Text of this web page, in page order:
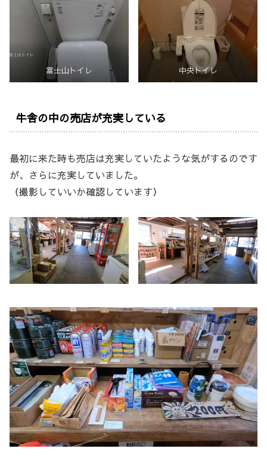
富士山トイレ 中央トイレ
牛舎の中の売店が充実している
最初に来た時も売店は充実していたような気がするのです
が、さらに充実していました。
（撮影していいか確認しています）